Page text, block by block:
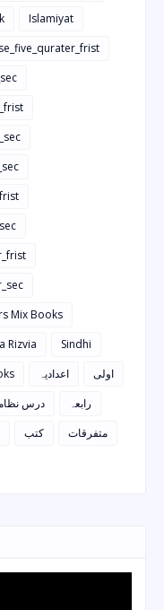
Islamiyat
Mix Books
Rizvia
Sindhi
اعدادیہ
اولی
درس
رابعہ
کتب
متفرقات